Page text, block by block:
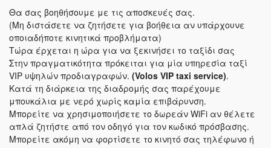
Θα σας βοηθήσουμε με τις αποσκευές σας.
(Μη διστάσετε να ζητήσετε για βοήθεια αν υπάρχουνε
οποιαδήποτε κινητικά προβλήματα)
Τώρα έρχεται η ώρα για να ξεκινήσει το ταξίδι σας
Στην πραγματικότητα πρόκειται για μία υπηρεσία ταξί
VIP υψηλών προδιαγραφών. (Volos VIP taxi service).
Κατά τη διάρκεια της διαδρομής σας παρέχουμε
μπουκάλια με νερό χωρίς καμία επιβάρυνση.
Μπορείτε να χρησιμοποιήσετε το δωρεάν WiFi αν θέλετε
απλά ζητήστε από τον οδηγό για τον κωδικό πρόσβασης.
Μπορείτε ακόμη να φορτίσετε το κινητό σας τηλέφωνο ή